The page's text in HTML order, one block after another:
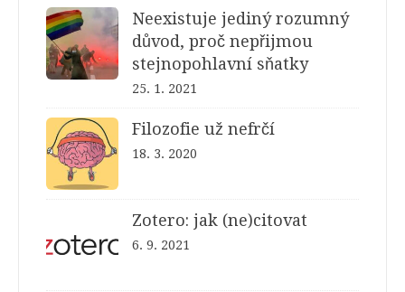
Neexistuje jediný rozumný
důvod, proč nepřijmou
stejnopohlavní sňatky
25. 1. 2021
Filozofie už nefrčí
18. 3. 2020
Zotero: jak (ne)citovat
6. 9. 2021